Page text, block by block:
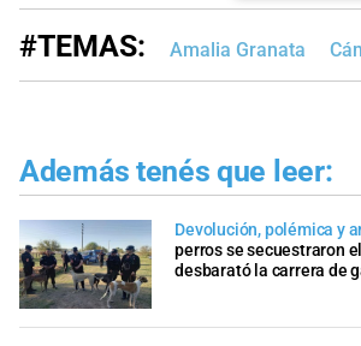
#TEMAS: Amalia Granata
Además tenés que leer:
Devolución, polémica y
perros se secuestraron
desbarató la carrera de